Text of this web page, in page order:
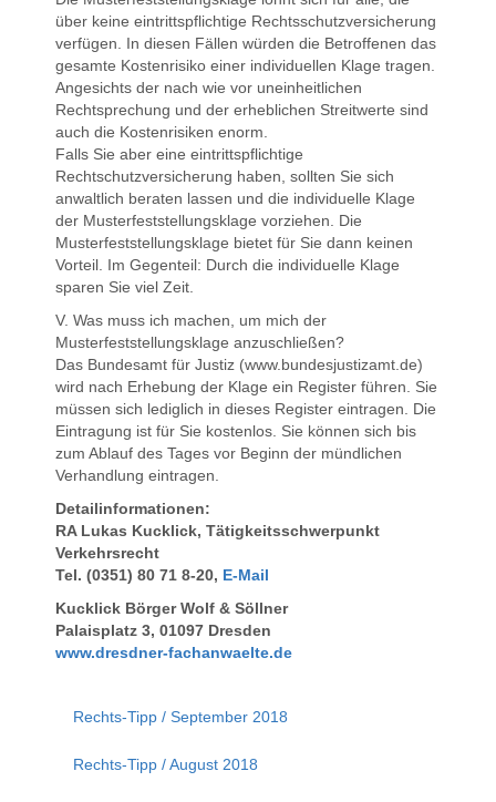
über keine eintrittspflichtige Rechtsschutzversicherung
verfügen. In diesen Fällen würden die Betroffenen das
gesamte Kostenrisiko einer individuellen Klage tragen.
Angesichts der nach wie vor uneinheitlichen
Rechtsprechung und der erheblichen Streitwerte sind
auch die Kostenrisiken enorm.
Falls Sie aber eine eintrittspflichtige
Rechtschutzversicherung haben, sollten Sie sich
anwaltlich beraten lassen und die individuelle Klage
der Musterfeststellungsklage vorziehen. Die
Musterfeststellungsklage bietet für Sie dann keinen
Vorteil. Im Gegenteil: Durch die individuelle Klage
sparen Sie viel Zeit.
V. Was muss ich machen, um mich der
Musterfeststellungsklage anzuschließen?
Das Bundesamt für Justiz (www.bundesjustizamt.de)
wird nach Erhebung der Klage ein Register führen. Sie
müssen sich lediglich in dieses Register eintragen. Die
Eintragung ist für Sie kostenlos. Sie können sich bis
zum Ablauf des Tages vor Beginn der mündlichen
Verhandlung eintragen.
Detailinformationen:
RA Lukas Kucklick, Tätigkeitsschwerpunkt
Verkehrsrecht
Tel. (0351) 80 71 8-20, E-Mail
Kucklick Börger Wolf & Söllner
Palaisplatz 3, 01097 Dresden
www.dresdner-fachanwaelte.de
Rechts-Tipp / September 2018
Rechts-Tipp / August 2018